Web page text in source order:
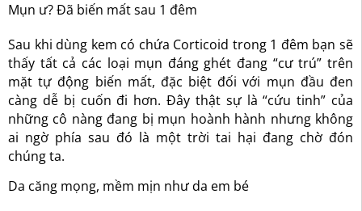
Mụn ư? Đã biến mất sau 1 đêm
Sau khi dùng kem có chứa Corticoid trong 1 đêm bạn sẽ
thấy tất cả các loại mụn đáng ghét đang “cư trú” trên
mặt tự động biến mất, đặc biệt đối với mụn đầu đen
càng dễ bị cuốn đi hơn. Đây thật sự là “cứu tinh” của
những cô nàng đang bị mụn hoành hành nhưng không
ai ngờ phía sau đó là một trời tai hại đang chờ đón
chúng ta.
Da căng mọng, mềm mịn như da em bé